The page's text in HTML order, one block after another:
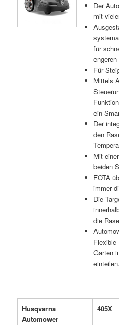
Der
mit
für
Für
Mittels
ein
Der
den
Mit
beiden
FOTA
immer
Die
die
Flexible
Garten
einteilen.
Husqvarna
Automower
405X